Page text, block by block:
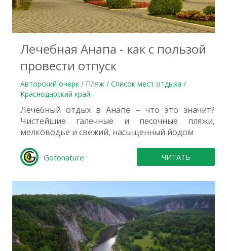
0
Лечебная Анапа - как с пользой
провести отпуск
Авторский очерк / Пляж / Список мест отдыха /
Краснодарский край
Лечебный отдых в Анапе – что это значит?
Чистейшие галечные и песочные пляжи,
мелководье и свежий, насыщенный йодом
Gotonature ЧИТАТЬ